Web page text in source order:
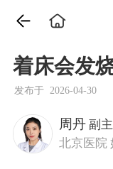
着床会发
发布于 2026-04-30
周丹 副
北京医院